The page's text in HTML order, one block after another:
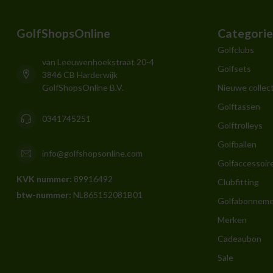
GolfShopsOnline
van Leeuwenhoekstraat 20-4
3846 CB Harderwijk
GolfShopsOnline B.V.
0341745251
info@golfshopsonline.com
KVK nummer: 89916492
btw-nummer: NL865152081B01
Golfclubs
Golfsets
Nieuwe
Golftassen
Golftrolleys
Golfballen
Clubfitting
Merken
Cadeaubon
Sale